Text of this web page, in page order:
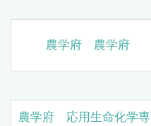
農学府 農学府
農学府 応用生命化学専